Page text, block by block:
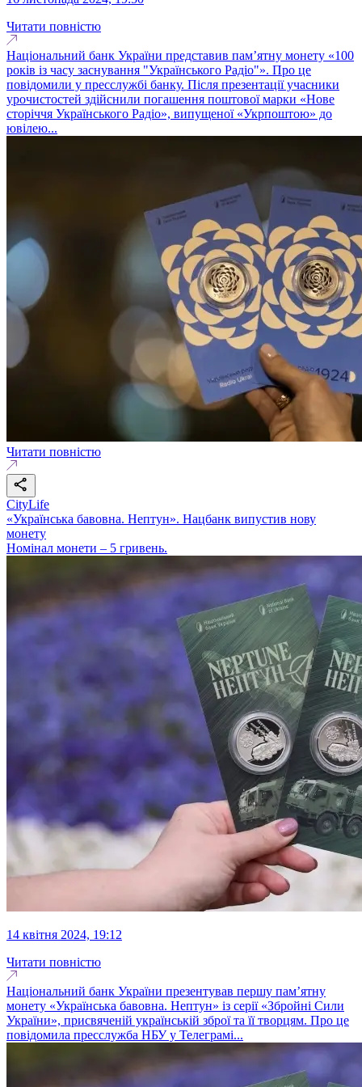
Читати повністю
Національний банк України представив пам’ятну монету «100
років із часу заснування "Українського Радіо"». Про це
повідомили у пресслужбі банку. Після презентації учасники
урочистостей здійснили погашення поштової марки «Нове
сторіччя Українського Радіо», випущеної «Укрпоштою» до
ювілею...
Читати повністю
CityLife
«Українська бавовна. Нептун». Нацбанк випустив нову
монету
Номінал монети – 5 гривень.
14 квітня 2024, 19:12
Читати повністю
Національний банк України презентував першу пам’ятну
монету «Українська бавовна. Нептун» із серії «Збройні Сили
України», присвяченій українській зброї та її творцям. Про це
повідомила пресслужба НБУ у Телеграмі...